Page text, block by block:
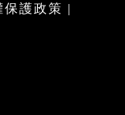
保護政策 |